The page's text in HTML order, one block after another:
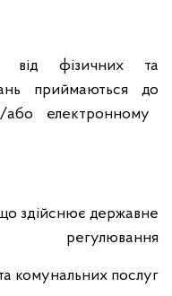
від фізичних та
приймаються до
електронному
здійснює державне
регулювання
комунальних послуг